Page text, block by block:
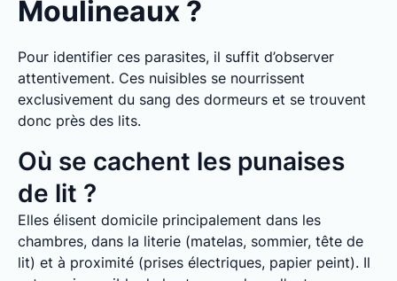
Moulineaux ?
Pour identifier ces parasites, il suffit d’observer
attentivement. Ces nuisibles se nourrissent
exclusivement du sang des dormeurs et se trouvent
donc près des lits.
Où se cachent les punaises
de lit ?
Elles élisent domicile principalement dans les
chambres, dans la literie (matelas, sommier, tête de
lit) et à proximité (prises électriques, papier peint). Il